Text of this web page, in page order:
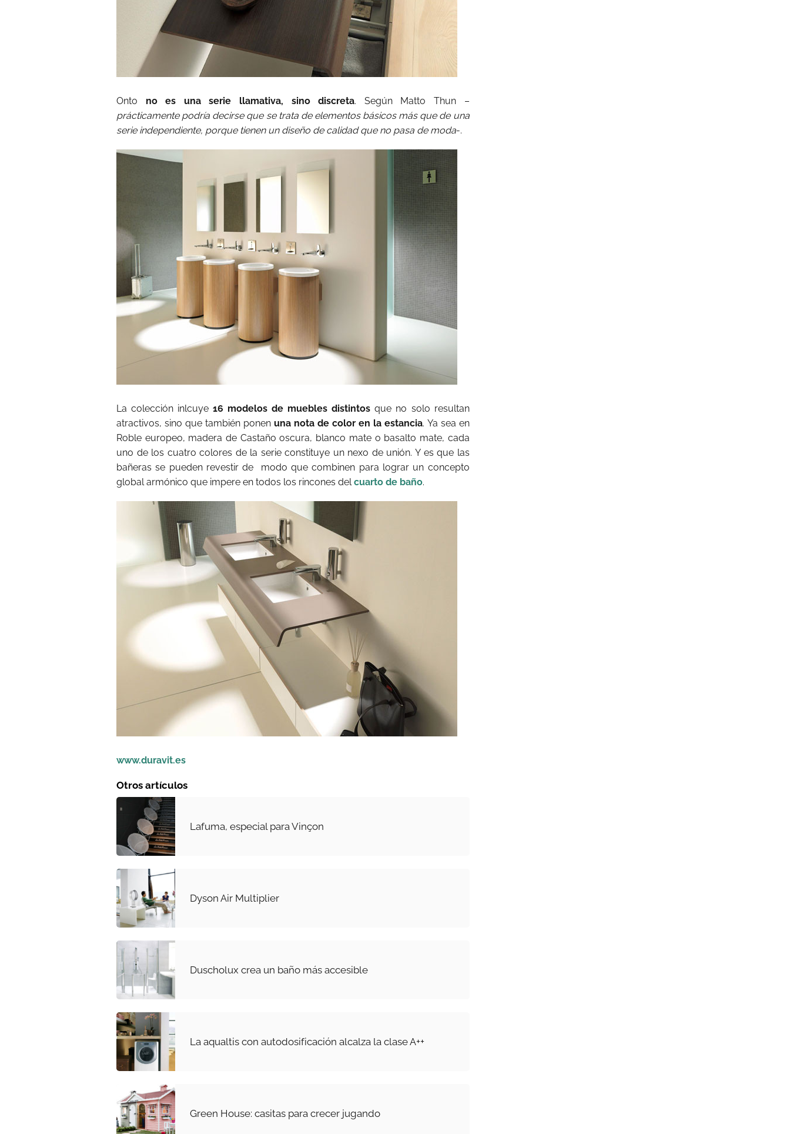
Onto no es una serie llamativa, sino discreta. Según Matto Thun –
prácticamente podría decirse que se trata de elementos básicos más que de una
serie independiente, porque tienen un diseño de calidad que no pasa de moda-.
La colección inlcuye16 modelos de muebles distintos que no solo resultan
atractivos, sino que también ponenuna nota de color en la estancia. Ya sea en
Roble europeo, madera de Castaño oscura, blanco mate o basalto mate, cada
uno de los cuatro colores de la serie constituye un nexo de unión. Y es que las
bañeras se pueden revestir de modo que combinen para lograr un concepto
global armónico que impere en todos los rincones delcuarto de baño.
www.duravit.es
Otros artículos
Lafuma, especial para Vinçon
Dyson Air Multiplier
Duscholux crea un baño más accesible
La aqualtis con autodosificación alcalza la clase A++
Green House: casitas para crecer jugando